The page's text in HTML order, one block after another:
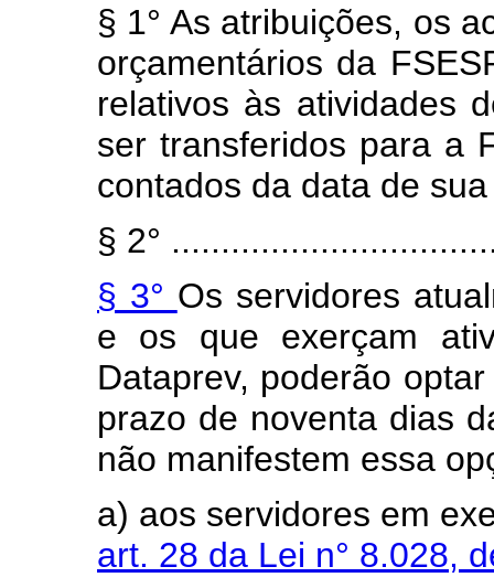
§ 1° As atribuições, os
orçamentários da
relativos às atividades
ser transferidos para a
contados da data de
§ 2°
§ 3° Os servidores
e os que exerçam
Dataprev, poderão
prazo de noventa dias
não manifestem essa
a) aos servidores em
art. 28 da Lei n° 8.028,